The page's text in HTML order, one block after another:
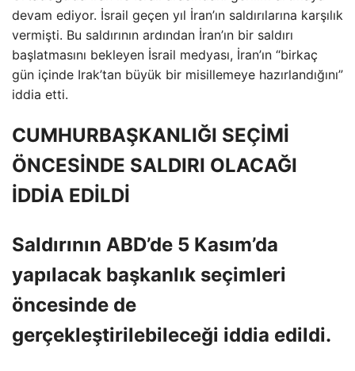
devam ediyor. İsrail geçen yıl İran’ın saldırılarına karşılık
vermişti. Bu saldırının ardından İran’ın bir saldırı
başlatmasını bekleyen İsrail medyası, İran’ın “birkaç
gün içinde Irak’tan büyük bir misillemeye hazırlandığını”
iddia etti.
CUMHURBAŞKANLIĞI SEÇİMİ
ÖNCESİNDE SALDIRI OLACAĞI
İDDİA EDİLDİ
Saldırının ABD’de 5 Kasım’da
yapılacak başkanlık seçimleri
öncesinde de
gerçekleştirilebileceği iddia edildi.